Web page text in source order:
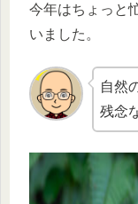
今年はちょっと
いました。
自然
残念